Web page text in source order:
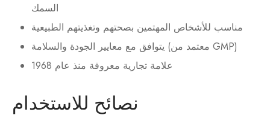
السمك
مناسب للأشخاص المهتمين بصحتهم وتغذيتهم الطبيعية
يتوافق مع معايير الجودة والسلامة (معتمد من GMP)
علامة تجارية معروفة منذ عام 1968
نصائح للاستخدام